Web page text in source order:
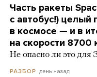
Часть ракеты
с автобус!) целый
в космосе — и в
на скорости 8700
Не опасно ли это для
РАЗБОР день назад